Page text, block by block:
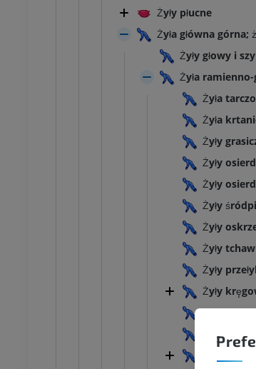
Żyły płucne
Żyła główna górna;
Żyły głowy i
Żyła
Żyła
Żyła
Żyły
Żyły
Żyły
Żyły
Żyły
Żyły
Żyły
Żyły
Splot
Żyła szyi
Żyły
KOSTKA-STOPA